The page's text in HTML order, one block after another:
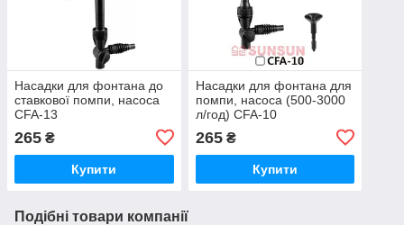
Насадки для фонтана до
ставкової помпи, насоса
CFA-13
265 ₴
Купити
Насадки для фонтана для
помпи, насоса (500-3000
л/год) CFA-10
265₴
Купити
Подібні товари компанії